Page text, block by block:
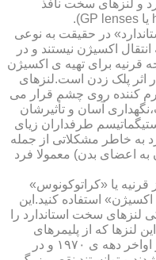
و لنزهای سخت نافذ
در حقیقت به نوعی
اکسیژن نیستند و در
قرنیه برای تهیه ی اکسیژن
اثر پلک زدن است.لنزهای
کننده روی چشم قرار می
آسان و تأثیرشان
طرفداران زیای
به خاطر مشکلاتی از جمله
به اعضای بدن) معمولا فرد
یا «کراتوکونوس»
استفاده کنید.این
سخت استاندارد را
لنزها که از پلیمرهای
نفوذپذیر به اکسیژن ساخته شده اند،در اواخر دهه ی ۱۹۷۰ و در